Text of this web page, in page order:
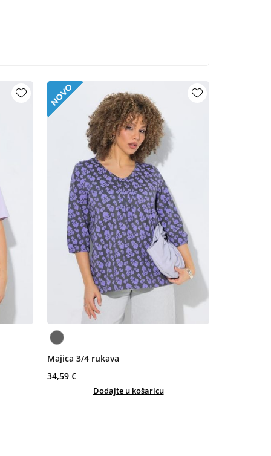
Majica 3/4 rukava
34,59 €
Dodajte u košaricu